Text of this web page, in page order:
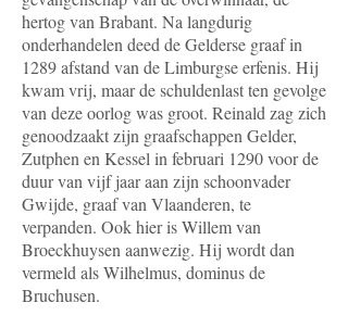
hertog van Brabant. Na langdurig
onderhandelen deed de Gelderse graaf in
1289 afstand van de Limburgse erfenis. Hij
kwam vrij, maar de schuldenlast ten gevolge
van deze oorlog was groot. Reinald zag zich
genoodzaakt zijn graafschappen Gelder,
Zutphen en Kessel in februari 1290 voor de
duur van vijf jaar aan zijn schoonvader
Gwijde, graaf van Vlaanderen, te
verpanden. Ook hier is Willem van
Broeckhuysen aanwezig. Hij wordt dan
vermeld als Wilhelmus, dominus de
Bruchusen.